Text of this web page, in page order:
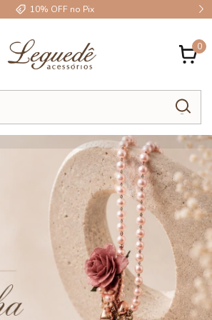
10% OFF no Pix
0